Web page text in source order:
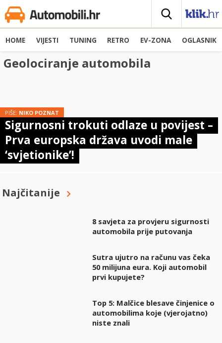
HOME VIJESTI TUNING RETRO EV-ZONA OGLASNIK
Geolociranje automobila
PIŠE: NIKO POZNAT
Sigurnosni trokuti odlaze u povijest –
Prva europska država uvodi male
‘svjetionike’!
Najčitanije
8 savjeta za provjeru sigurnosti
automobila prije putovanja
Sutra ujutro na računu vas čeka
50 milijuna eura. Koji automobil
prvi kupujete?
Top 5: Malčice blesave činjenice o
automobilima koje (vjerojatno)
niste znali